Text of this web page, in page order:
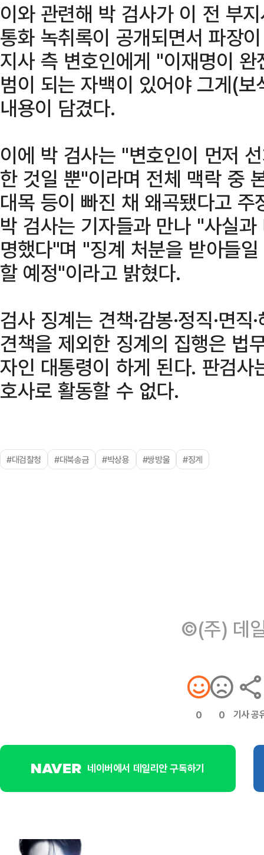
이와 관련해 박 검사가 이 전 부
통화 녹취록이 공개되면서 파장
지사 측 변호인에게 "이재명이
범이 되는 자백이 있어야 그게(
내용이 담겼다.
이에 박 검사는 "변호인이 먼저
한 것일 뿐"이라며 전체 맥락 중
대목 등이 빠진 채 왜곡됐다고
박 검사는 기자들과 만나 "사실
명했다"며 "징계 처분을 받아들
할 예정"이라고 밝혔다.
검사 징계는 견책·감봉·정직·면
견책을 제외한 징계의 집행은 법
자인 대통령이 하게 된다. 판검
호사로 활동할 수 없다.
#대검찰청 #대북송금 #박상용 #쌍방울 #징계
©(주) 데
0 0 기사 공
네이버에서 데일리안 구독하기